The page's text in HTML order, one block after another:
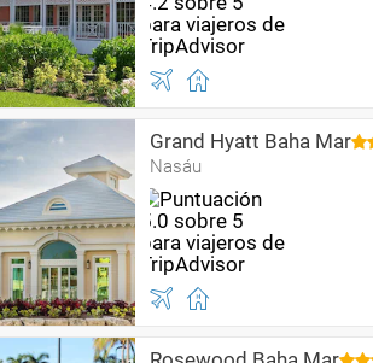
Grand Hyatt Baha Mar
Nasáu